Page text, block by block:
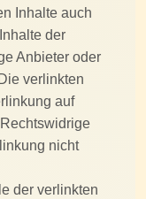
Inhalte auch
der
Anbieter oder
verlinkten
auf
nicht
der verlinkten